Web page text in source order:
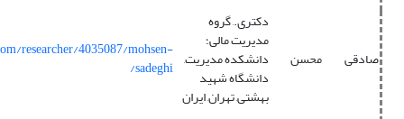
صادقی محسن
دکتری., گروه
مدیریت مالی؛
دانشکده مدیریت,
دانشگاه شهید
بهشتی, تهران, ایران
researcher/4035087/mohsen-
sadeghi/